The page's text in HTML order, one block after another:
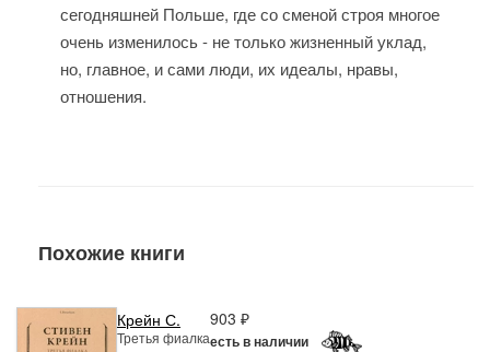
сегодняшней Польше, где со сменой строя многое
очень изменилось - не только жизненный уклад,
но, главное, и сами люди, их идеалы, нравы,
отношения.
Похожие книги
Крейн С.
Третья фиалка
903 ₽
есть в наличии